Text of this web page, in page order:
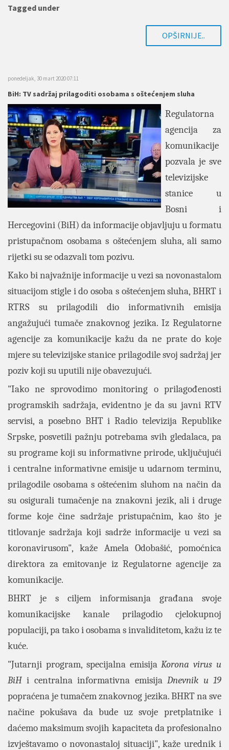
Tagged under
OPŠIRNIJE..
ponedeljak, 30 mart 2020 07:11
BiH: TV sadržaj prilagoditi osobama s oštećenjem sluha
Regulatorna
agencija za
komunikacije
pozvala je sve
televizijske
stanice u
Bosni i
Hercegovini (BiH) da informacije objavljuju u formatu
pristupačnom osobama s oštećenjem sluha, ali samo
rijetki su se odazvali tom pozivu.
Kako bi najvažnije informacije u vezi sa novonastalom
situacijom stigle i do osoba s oštećenjem sluha, BHRT i
RTRS su prilagodili dio informativnih emisija
angažujući tumače znakovnog jezika. Iz Regulatorne
agencije za komunikacije kažu da ne prate do koje
mjere su televizijske stanice prilagodile svoj sadržaj jer
poziv koji su uputili nije obavezujući.
"Iako ne sprovodimo monitoring o prilagođenosti
programskih sadržaja, evidentno je da su javni RTV
servisi, a posebno BHT i Radio televizija Republike
Srpske, posvetili pažnju potrebama svih gledalaca, pa
su programe koji su informativne prirode, uključujući
i centralne informativne emisije u udarnom terminu,
prilagodile osobama s oštećenim sluhom na način da
su osigurali tumačenje na znakovni jezik, ali i druge
forme koje čine sadržaje pristupačnim, kao što je
titlovanje sadržaja koji sadrže informacije u vezi sa
koronavirusom", kaže Amela Odobašić, pomoćnica
direktora za emitovanje iz Regulatorne agencije za
komunikacije.
BHRT je s ciljem informisanja građana svoje
komunikacijske kanale prilagodio cjelokupnoj
populaciji, pa tako i osobama s invaliditetom, kažu iz te
kuće.
"Jutarnji program, specijalna emisijaKorona virus u
BiH i centralna informativna emisijaDnevnik u 19
popraćena je tumačem znakovnog jezika. BHRT na sve
načine pokušava da bude uz svoje pretplatnike i
daćemo maksimum svojih kapaciteta da profesionalno
izvještavamo o novonastaloj situaciji", kaže urednik i